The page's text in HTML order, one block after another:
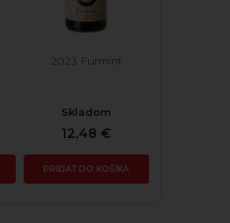
2023 Furmint
Skladom
12,48 €
PRIDAŤ DO KOŠÍKA